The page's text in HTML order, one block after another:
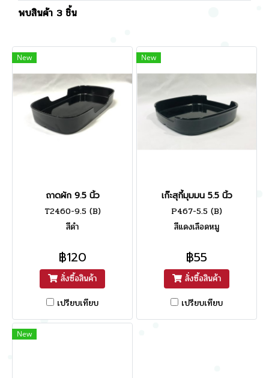
พบสินค้า 3 ชิ้น
New
ถาดผัก 9.5 นิ้ว
T2460-9.5 (B)
สีดำ
฿120
สั่งซื้อสินค้า
เปรียบเทียบ
New
เก๊ะสุกี้มุมมน 5.5 นิ้ว
P467-5.5 (ฺB)
สีแดงเลือดหมู
฿55
สั่งซื้อสินค้า
เปรียบเทียบ
New